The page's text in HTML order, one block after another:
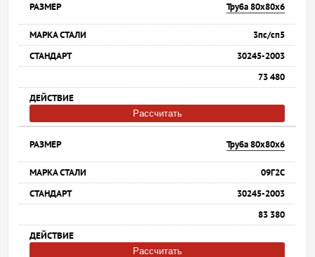
Труба 80х80х6
3пс/сп5
30245-2003
73 480
Рассчитать
Труба 80х80х6
09Г2С
30245-2003
83 380
Рассчитать